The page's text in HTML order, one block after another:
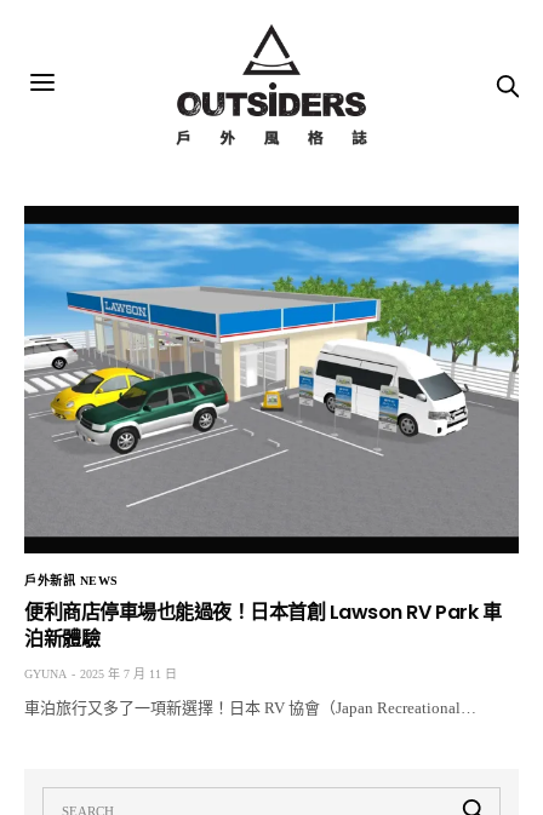
戶外新訊 NEWS
便利商店停車場也能過夜！日本首創 Lawson RV Park 車
泊新體驗
GYUNA 2025 年 7 月 11 日
車泊旅行又多了一項新選擇！日本 RV 協會（Japan Recreational…